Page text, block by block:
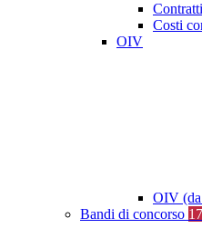
Costi
OIV
OIV (da
Bandi di concorso 17